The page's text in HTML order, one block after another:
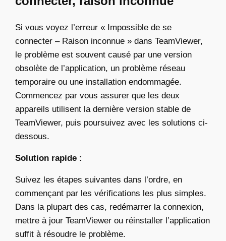
Si vous voyez l’erreur « Impossible de se
connecter – Raison inconnue » dans TeamViewer,
le problème est souvent causé par une version
obsolète de l’application, un problème réseau
temporaire ou une installation endommagée.
Commencez par vous assurer que les deux
appareils utilisent la dernière version stable de
TeamViewer, puis poursuivez avec les solutions ci-
dessous.
Solution rapide :
Suivez les étapes suivantes dans l’ordre, en
commençant par les vérifications les plus simples.
Dans la plupart des cas, redémarrer la connexion,
mettre à jour TeamViewer ou réinstaller l’application
suffit à résoudre le problème.